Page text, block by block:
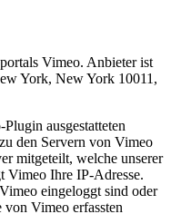
Vimeo. Anbieter ist
York, New York 10011,
ausgestatteten
den Servern von Vimeo
mitgeteilt, welche unserer
Vimeo Ihre IP-Adresse.
eingeloggt sind oder
Vimeo erfassten